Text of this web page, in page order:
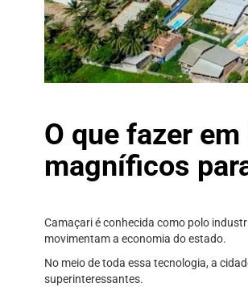
O que fazer
magníficos
Camaçari é conhecida como polo
movimentam a economia do estado.
No meio de toda essa tecnologia, a
superinteressantes.